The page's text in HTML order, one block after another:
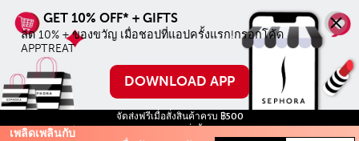
ลด 10% + ของขวัญ เมื่อชอปที่แอปครั้งแรก!กรอกโค้ด
APPTREAT
DOWNLOAD APP
จัดส่งฟรีเมื่อสั่งสินค้าครบ ฿500
ฟรี สินค้าขนาดทดลอง ทุกการสั่งซื้อ จนกว่าสินค้าจะหมด!
เพลิดเพลินกับ
ขั้นตำ่ เมื่อชอปบน
ออนไลน์ครั้งแรก
ใช้โค้ด WELCOME
สะสมคะแนนบิ้วตี้